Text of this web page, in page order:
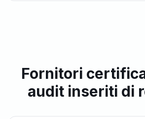
Fornitori
audit inseriti di